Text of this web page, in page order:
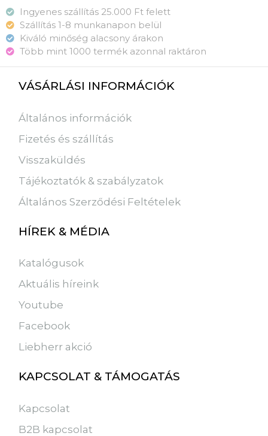
Ingyenes szállítás 25.000 Ft felett
Szállítás 1-8 munkanapon belül
Kiváló minőség alacsony árakon
Több mint 1000 termék azonnal raktáron
VÁSÁRLÁSI INFORMÁCIÓK
Általános információk
Fizetés és szállítás
Visszaküldés
Tájékoztatók & szabályzatok
Általános Szerződési Feltételek
HÍREK & MÉDIA
Katalógusok
Aktuális híreink
Youtube
Facebook
Liebherr akció
KAPCSOLAT & TÁMOGATÁS
Kapcsolat
B2B kapcsolat